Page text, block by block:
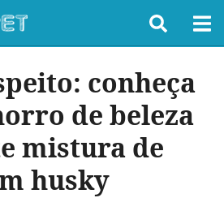
conheça
de beleza
mistura de
husky